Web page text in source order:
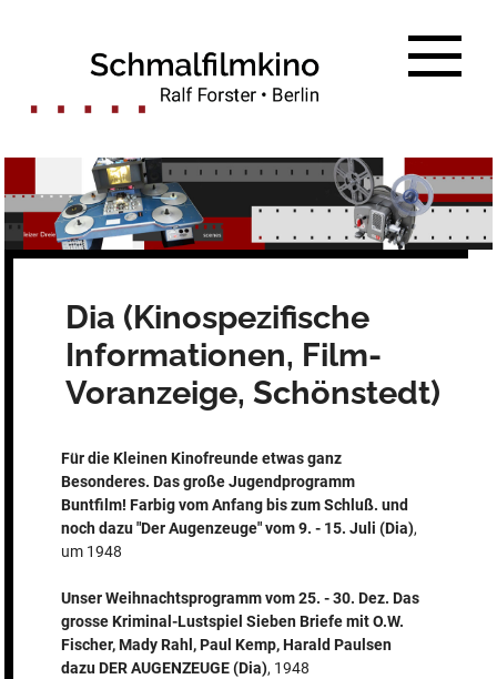
Dia (Kinospezifische
Informationen, Film-
Voranzeige, Schönstedt)
Für die Kleinen Kinofreunde etwas ganz
Besonderes. Das große Jugendprogramm
Buntfilm! Farbig vom Anfang bis zum Schluß. und
noch dazu "Der Augenzeuge" vom 9. - 15. Juli (Dia),
um 1948
Unser Weihnachtsprogramm vom 25. - 30. Dez. Das
grosse Kriminal-Lustspiel Sieben Briefe mit O.W.
Fischer, Mady Rahl, Paul Kemp, Harald Paulsen
dazu DER AUGENZEUGE (Dia), 1948